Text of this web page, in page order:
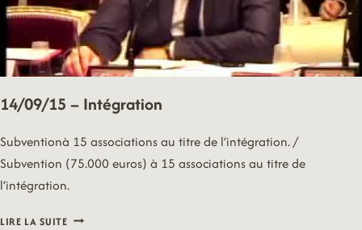
14/09/15 – Intégration
Subventionà 15 associations au titre de l’intégration. /
Subvention (75.000 euros) à 15 associations au titre de
l’intégration.
LIRE LA SUITE14/09/15